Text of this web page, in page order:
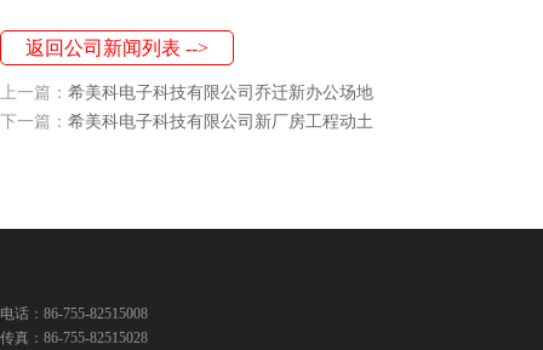
返回公司新闻列表 -->
上一篇： 希美科电子科技有限公司乔迁新办公场地
下一篇： 希美科电子科技有限公司新厂房工程动土
电话：86-755-82515008
传真：86-755-82515028